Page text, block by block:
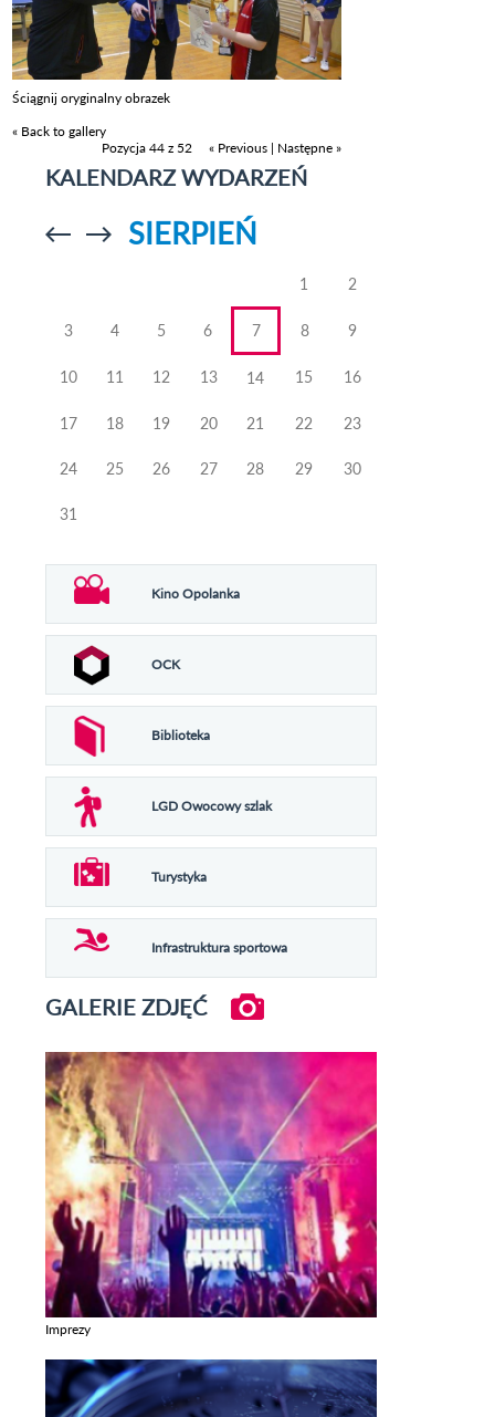
Ściągnij oryginalny obrazek
« Back to gallery
Pozycja 44 z 52
« Previous | Następne »
KALENDARZ WYDARZEŃ
Przejdź doPrzejdź do
SIERPIEŃ
1 2
3 4 5 6 7 8 9
10 11 12 13 14 15 16
17 18 19 20 21 22 23
24 25 26 27 28 29 30
31
Kino Opolanka
OCK
Biblioteka
LGD Owocowy szlak
Turystyka
Infrastruktura sportowa
GALERIE ZDJĘĆ
Imprezy